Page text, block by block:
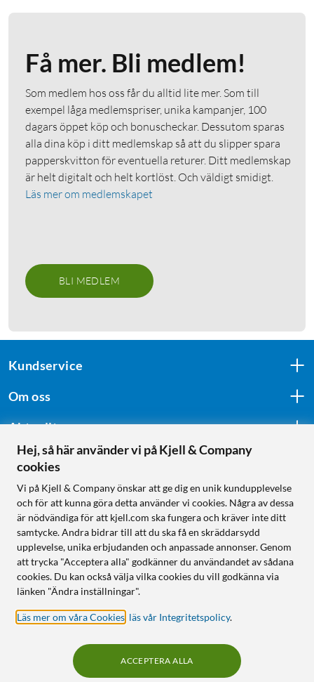
Få mer. Bli medlem!
Som medlem hos oss får du alltid lite mer. Som till
exempel låga medlemspriser, unika kampanjer, 100
dagars öppet köp och bonuscheckar. Dessutom sparas
alla dina köp i ditt medlemskap så att du slipper spara
papperskvitton för eventuella returer. Ditt medlemskap
är helt digitalt och helt kortlöst. Och väldigt smidigt.
Läs mer om medlemskapet
BLI MEDLEM
Kundservice
Om oss
Aktuellt
Följ oss
Handla från:
Sverige
Norge
Hej, så här använder vi på Kjell & Company
cookies
Vi på Kjell & Company önskar att ge dig en unik kundupplevelse
och för att kunna göra detta använder vi cookies. Några av dessa
är nödvändiga för att kjell.com ska fungera och kräver inte ditt
samtycke. Andra bidrar till att du ska få en skräddarsydd
upplevelse, unika erbjudanden och anpassade annonser. Genom
att trycka "Acceptera alla" godkänner du användandet av sådana
cookies. Du kan också välja vilka cookies du vill godkänna via
länken "Ändra inställningar".
Läs mer om våra Cookies läs vår Integritetspolicy.
ACCEPTERA ALLA